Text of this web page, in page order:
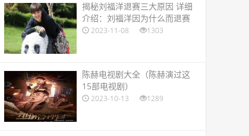
​揭秘刘福洋退赛三大原因 详细
介绍：刘福洋因为什么而退赛
2023-11-08 1303
​陈赫电视剧大全（陈赫演过这
15部电视剧）
2023-10-13 1289